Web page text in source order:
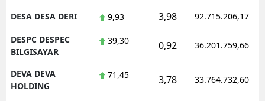
DESA DESA DERI 9,93 3,98 92.715.206,17
DESPC DESPEC
BILGISAYAR
39,30 0,92 36.201.759,66
DEVA DEVA
HOLDING
71,45 3,78 33.764.732,60